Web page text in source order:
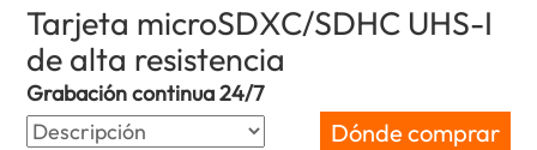
Tarjeta microSDXC/SDHC UHS-I
de alta resistencia
Grabación continua 24/7
Dónde comprar